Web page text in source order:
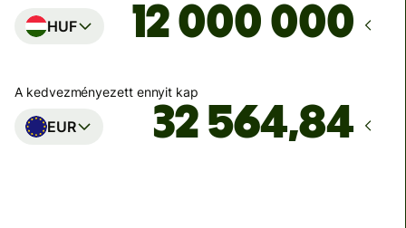
HUF
A kedvezményezett ennyit kap
EUR